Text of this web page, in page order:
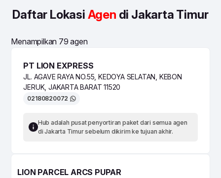
Daftar Lokasi Agen di Jakarta Timur
Menampilkan 79 agen
PT LION EXPRESS
JL. AGAVE RAYA NO.55, KEDOYA SELATAN, KEBON
JERUK, JAKARTA BARAT 11520
02180820072
Hub adalah pusat penyortiran paket dari semua agen
di Jakarta Timur sebelum dikirim ke tujuan akhir.
LION PARCEL ARCS PUPAR